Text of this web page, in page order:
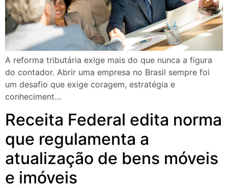
A reforma tributária exige mais do que nunca a figura
do contador. Abrir uma empresa no Brasil sempre foi
um desafio que exige coragem, estratégia e
conheciment…
Receita Federal edita norma
que regulamenta a
atualização de bens móveis
e imóveis